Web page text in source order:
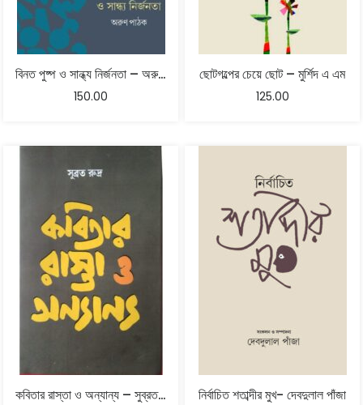
বিনত পুষ্প ও সান্ধ্য নির্জনতা – অরুণ পাঠক
150.00
ছোটগল্পের চেয়ে ছোট – মুর্শিদ এ এম
125.00
কবিতার রাস্তা ও অন্যান্য – সুব্রত রুদ্র নির্বাচিত শতাব্দীর মুখ- দেবদুলাল পাঁজা